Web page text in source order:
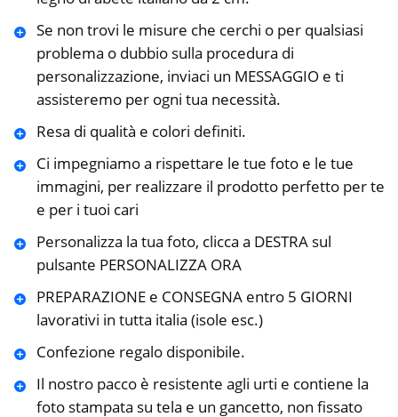
Se non trovi le misure che cerchi o per qualsiasi
problema o dubbio sulla procedura di
personalizzazione, inviaci un MESSAGGIO e ti
assisteremo per ogni tua necessità.
Resa di qualità e colori definiti.
Ci impegniamo a rispettare le tue foto e le tue
immagini, per realizzare il prodotto perfetto per te
e per i tuoi cari
Personalizza la tua foto, clicca a DESTRA sul
pulsante PERSONALIZZA ORA
PREPARAZIONE e CONSEGNA entro 5 GIORNI
lavorativi in tutta italia (isole esc.)
Confezione regalo disponibile.
Il nostro pacco è resistente agli urti e contiene la
foto stampata su tela e un gancetto, non fissato